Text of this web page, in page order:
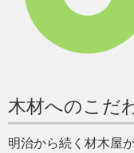
木材へのこだ
明治から続く材木屋